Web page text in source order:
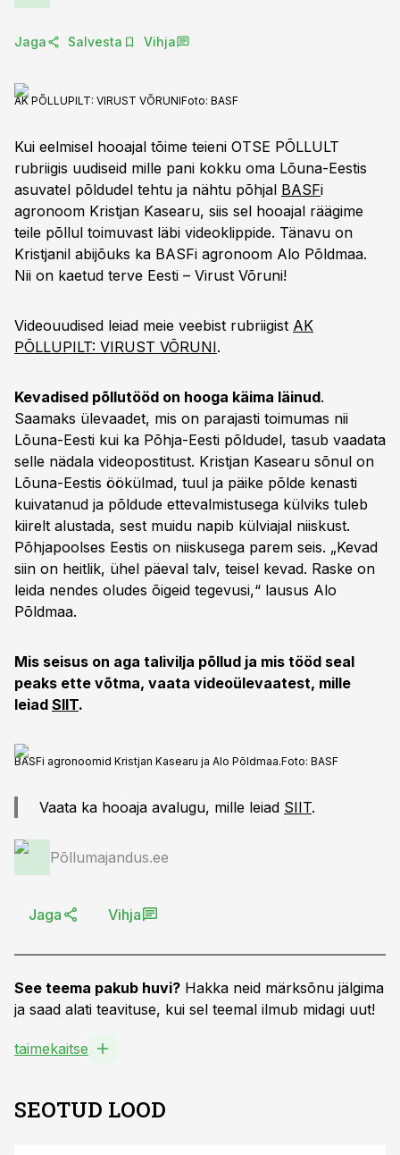
Jaga Salvesta Vihja
AK PÕLLUPILT: VIRUST VÕRUNIFoto: BASF
Kui eelmisel hooajal tõime teieni OTSE PÕLLULT
rubriigis uudiseid mille pani kokku oma Lõuna-Eestis
asuvatel põldudel tehtu ja nähtu põhjal BASFi
agronoom Kristjan Kasearu, siis sel hooajal räägime
teile põllul toimuvast läbi videoklippide. Tänavu on
Kristjanil abijõuks ka BASFi agronoom Alo Põldmaa.
Nii on kaetud terve Eesti – Virust Võruni!
Videouudised leiad meie veebist rubriigist AK
PÕLLUPILT: VIRUST VÕRUNI.
Kevadised põllutööd on hooga käima läinud.
Saamaks ülevaadet, mis on parajasti toimumas nii
Lõuna-Eesti kui ka Põhja-Eesti põldudel, tasub vaadata
selle nädala videopostitust. Kristjan Kasearu sõnul on
Lõuna-Eestis öökülmad, tuul ja päike põlde kenasti
kuivatanud ja põldude ettevalmistusega külviks tuleb
kiirelt alustada, sest muidu napib külviajal niiskust.
Põhjapoolses Eestis on niiskusega parem seis. „Kevad
siin on heitlik, ühel päeval talv, teisel kevad. Raske on
leida nendes oludes õigeid tegevusi,“ lausus Alo
Põldmaa.
Mis seisus on aga talivilja põllud ja mis tööd seal
peaks ette võtma, vaata videoülevaatest, mille
leiad SIIT.
BASFi agronoomid Kristjan Kasearu ja Alo Põldmaa.Foto: BASF
Vaata ka hooaja avalugu, mille leiad SIIT.
Põllumajandus.ee
Jaga Vihja
See teema pakub huvi? Hakka neid märksõnu jälgima
ja saad alati teavituse, kui sel teemal ilmub midagi uut!
taimekaitse
SEOTUD LOOD